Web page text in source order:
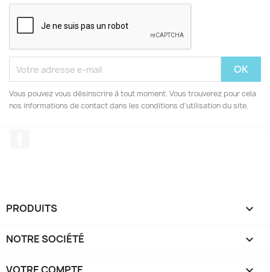
Vous pouvez vous désinscrire à tout moment. Vous trouverez pour cela
nos informations de contact dans les conditions d'utilisation du site.
PRODUITS 
NOTRE SOCIÉTÉ 